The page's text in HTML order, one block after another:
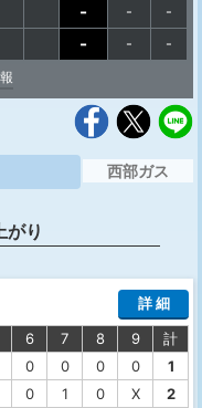
- - -
- -
-
西部ガス
がり
詳 細
6 7 8 9
計
0 0 0 0
1
0 1 0 X
2